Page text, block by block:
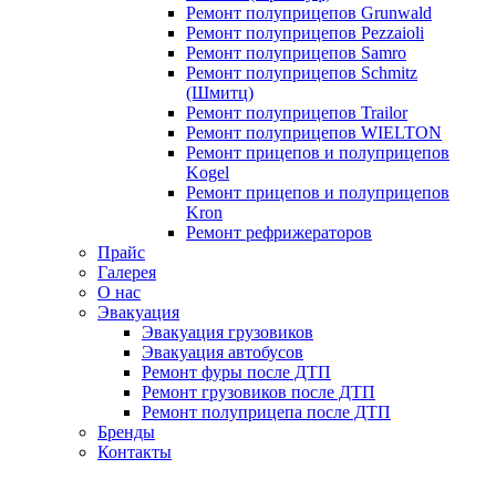
Ремонт полуприцепов Grunwald
Ремонт полуприцепов Pezzaioli
Ремонт полуприцепов Samro
Ремонт полуприцепов Schmitz
(Шмитц)
Ремонт полуприцепов Trailor
Ремонт полуприцепов WIELTON
Ремонт прицепов и полуприцепов
Kogel
Ремонт прицепов и полуприцепов
Kron
Ремонт рефрижераторов
Прайс
Галерея
О нас
Эвакуация
Эвакуация грузовиков
Эвакуация автобусов
Ремонт фуры после ДТП
Ремонт грузовиков после ДТП
Ремонт полуприцепа после ДТП
Бренды
Контакты